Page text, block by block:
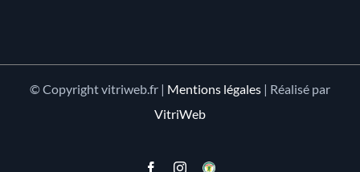
© Copyright vitriweb.fr | Mentions légales | Réalisé par
VitriWeb
FacebookInstagram
Gîte